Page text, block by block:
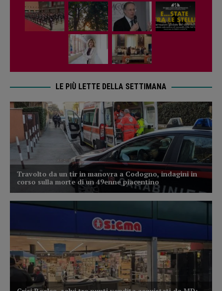
LE PIÙ LETTE DELLA SETTIMANA